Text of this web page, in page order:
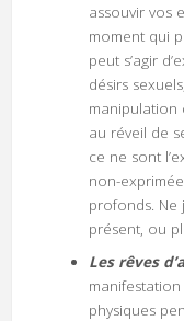
assouvir vos
moment qui
peut s’agir
désirs
manipulation
au réveil de
ce ne sont
non-
profonds. Ne
présent, ou
Les rêves
physiques